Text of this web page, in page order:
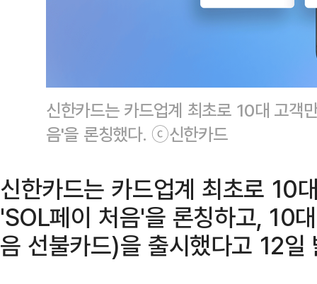
신한카드는 카드업계 최초로 10대 고객
음'을 론칭했다. ⓒ신한카드
신한카드는 카드업계 최초로 10
'SOL페이 처음'을 론칭하고, 10
음 선불카드)을 출시했다고 12일